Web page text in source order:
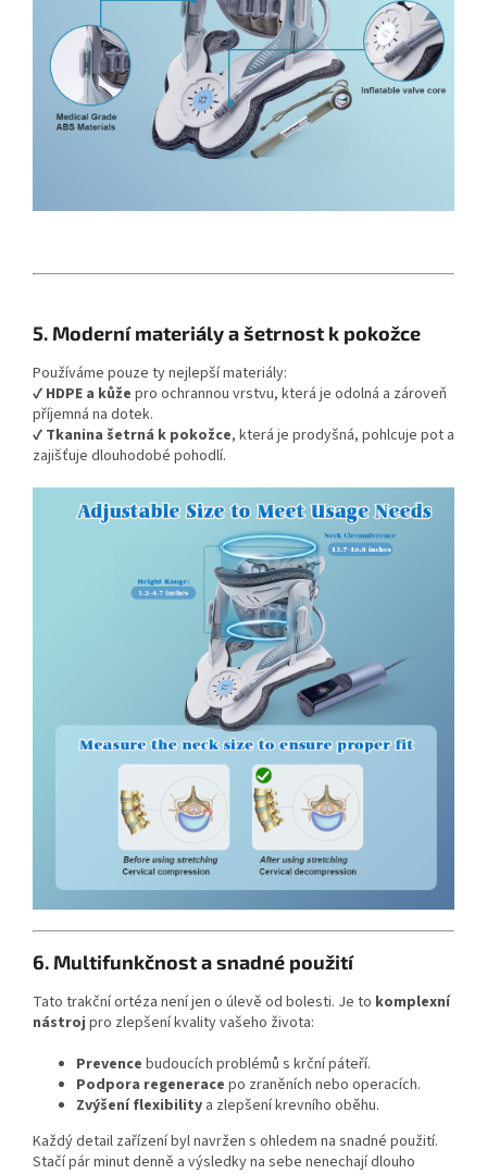
5. Moderní materiály a šetrnost k pokožce
Používáme pouze ty nejlepší materiály:
✔ HDPE a kůže pro ochrannou vrstvu, která je odolná a zároveň
příjemná na dotek.
✔ Tkanina šetrná k pokožce, která je prodyšná, pohlcuje pot a
zajišťuje dlouhodobé pohodlí.
6. Multifunkčnost a snadné použití
Tato trakční ortéza není jen o úlevě od bolesti. Je to komplexní
nástroj pro zlepšení kvality vašeho života:
Prevence budoucích problémů s krční páteří.
Podpora regenerace po zraněních nebo operacích.
Zvýšení flexibility a zlepšení krevního oběhu.
Každý detail zařízení byl navržen s ohledem na snadné použití.
Stačí pár minut denně a výsledky na sebe nenechají dlouho